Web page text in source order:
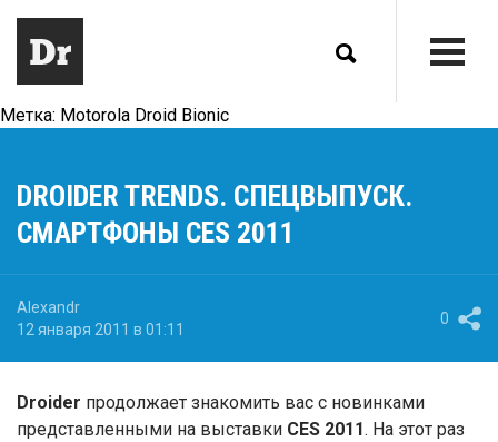
Метка: Motorola Droid Bionic
DROIDER TRENDS. СПЕЦВЫПУСК.
СМАРТФОНЫ CES 2011
Alexandr
12 января 2011 в 01:11
0
Droider продолжает знакомить вас с новинками
представленными на выставки CES 2011. На этот раз